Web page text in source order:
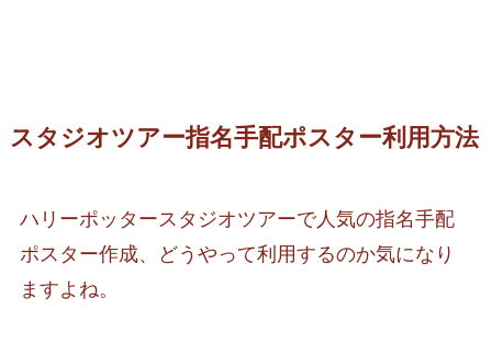
スタジオツアー指名手配ポスター利用方法
ハリーポッタースタジオツアーで人気の指名手配
ポスター作成、どうやって利用するのか気になり
ますよね。